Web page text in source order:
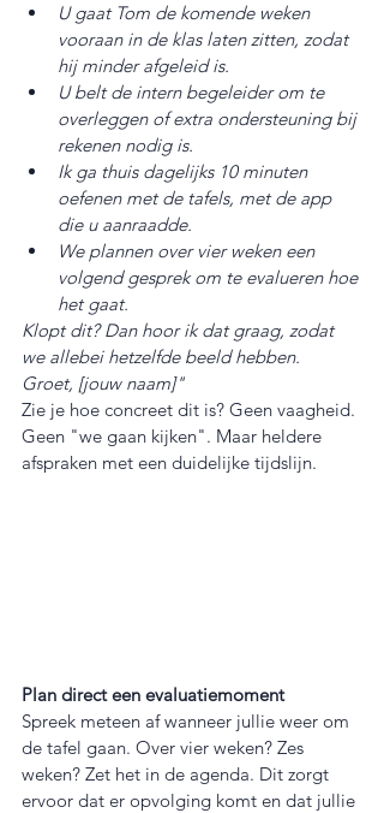
U gaat Tom de komende weken
vooraan in de klas laten zitten, zodat
hij minder afgeleid is.
U belt de intern begeleider om te
overleggen of extra ondersteuning bij
rekenen nodig is.
Ik ga thuis dagelijks 10 minuten
oefenen met de tafels, met de app
die u aanraadde.
We plannen over vier weken een
volgend gesprek om te evalueren hoe
het gaat.
Klopt dit? Dan hoor ik dat graag, zodat
we allebei hetzelfde beeld hebben.
Groet, [jouw naam]"
Zie je hoe concreet dit is? Geen vaagheid.
Geen "we gaan kijken". Maar heldere
afspraken met een duidelijke tijdslijn.
Plan direct een evaluatiemoment
Spreek meteen af wanneer jullie weer om
de tafel gaan. Over vier weken? Zes
weken? Zet het in de agenda. Dit zorgt
ervoor dat er opvolging komt en dat jullie